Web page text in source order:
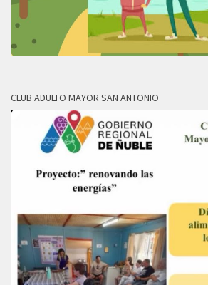
CLUB ADULTO MAYOR SAN ANTONIO